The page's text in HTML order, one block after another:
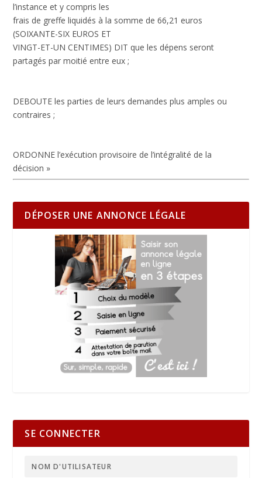
l’instance et y compris les
frais de greffe liquidés à la somme de 66,21 euros
(SOIXANTE-SIX EUROS ET
VINGT-ET-UN CENTIMES) DIT que les dépens seront
partagés par moitié entre eux ;
DEBOUTE les parties de leurs demandes plus amples ou
contraires ;
ORDONNE l’exécution provisoire de l’intégralité de la
décision »
DÉPOSER UNE ANNONCE LÉGALE
SE CONNECTER